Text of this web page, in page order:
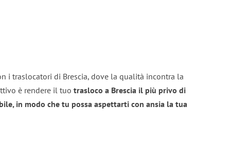
i traslocatori di Brescia, dove la qualità incontra la
è rendere il tuo trasloco a Brescia il più privo di
in modo che tu possa aspettarti con ansia la tua